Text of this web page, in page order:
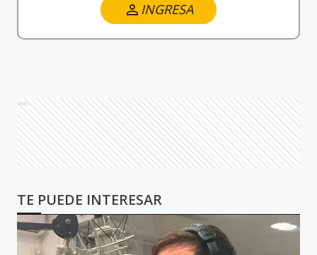
INGRESA
Ads
TE PUEDE INTERESAR